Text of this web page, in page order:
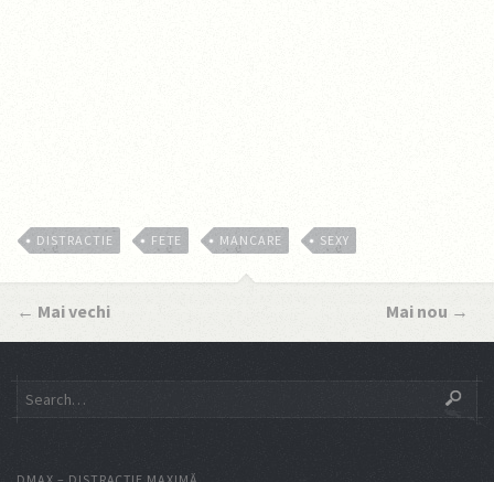
DISTRACTIE FETE MANCARE SEXY
← Mai vechi Mai nou →